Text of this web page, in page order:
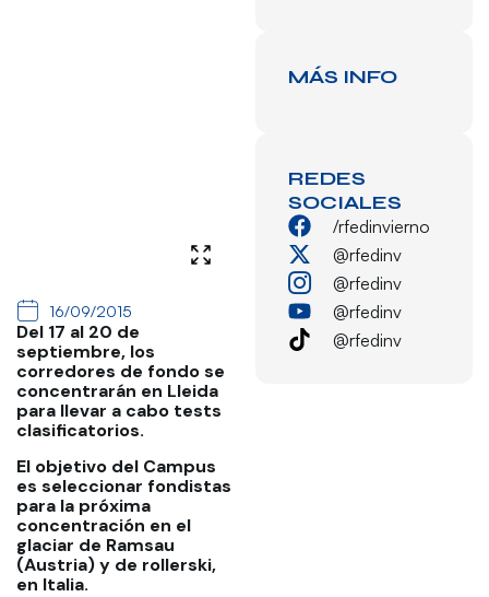
16/09/2015
Del 17 al 20 de
septiembre, los
corredores de fondo se
concentrarán en Lleida
para llevar a cabo tests
clasificatorios.
El objetivo del Campus
es seleccionar fondistas
para la próxima
concentración en el
glaciar de Ramsau
(Austria) y de rollerski,
en Italia.
MÁS INFO
REDES
SOCIALES
/rfedinvierno
@rfedinv
@rfedinv
@rfedinv
@rfedinv